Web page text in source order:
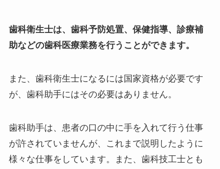
歯科衛生士は、歯科予防処置、保健指導、診療補
助などの歯科医療業務を行うことができます。
また、歯科衛生士になるには国家資格が必要です
が、歯科助手にはその必要はありません。
歯科助手は、患者の口の中に手を入れて行う仕事
が許されていませんが、これまで説明したように
様々な仕事をしています。また、歯科技工士とも